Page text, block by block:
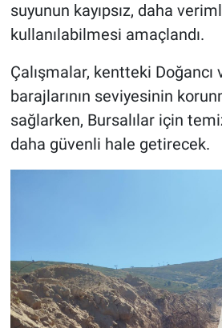
suyunun kayıpsız, daha
kullanılabilmesi amaçlandı.
Çalışmalar, kentteki Doğancı
barajlarının seviyesinin
sağlarken, Bursalılar için
daha güvenli hale getirecek.